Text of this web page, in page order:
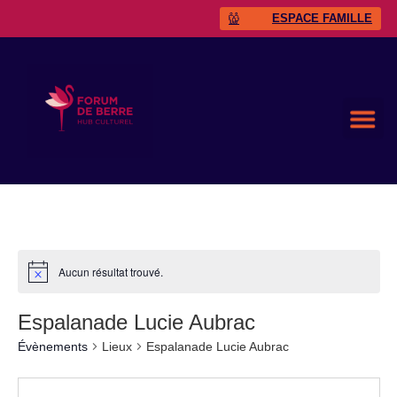
ESPACE FAMILLE
Aucun résultat trouvé.
Espalanade Lucie Aubrac
Évènements Lieux Espalanade Lucie Aubrac